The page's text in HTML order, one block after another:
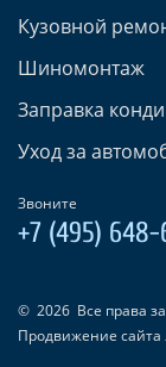
Кузовной
Шиномонтаж
Заправка
Уход за
Звоните
+7 (495)
© 2026 Все права
Продвижение сайта